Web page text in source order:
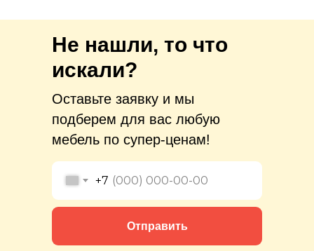
Не нашли, то что
искали?
Оставьте заявку и мы
подберем для вас любую
мебель по супер-ценам!
+7
Отправить